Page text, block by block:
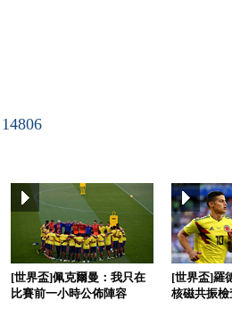
14806
[世界盃]佩克爾曼：我只在
比賽前一小時公佈陣容
[世界盃]羅
核磁共振檢